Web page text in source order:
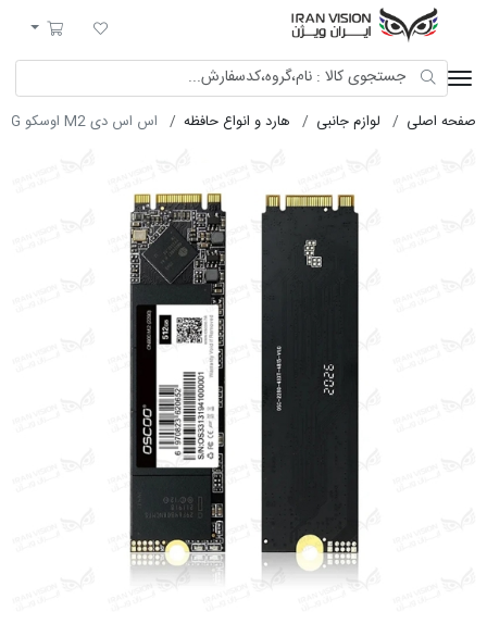
لیست مورد علاقه
سبد خرید
صفحه اصلی لوازم جانبی هارد و انواع حافظه اس اس دی M2 اوسکو 512G گارانتی اصلیON900